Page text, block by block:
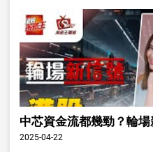
中芯資金流都幾勁？輪
2025-04-22